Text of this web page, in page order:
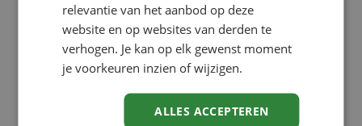
relevantie van het aanbod op deze
website en op websites van derden te
verhogen. Je kan op elk gewenst moment
je voorkeuren inzien of wijzigen.
ALLES ACCEPTEREN